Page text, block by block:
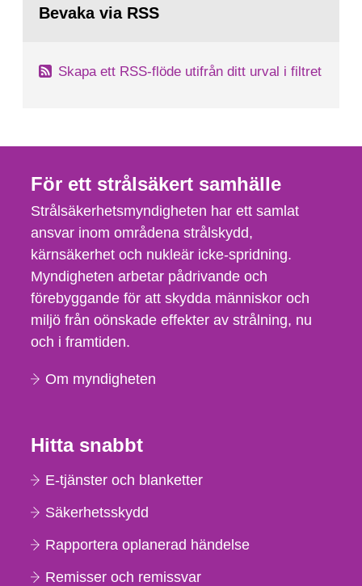
Bevaka via RSS
Skapa ett RSS-flöde utifrån ditt urval i filtret
För ett strålsäkert samhälle
Strålsäkerhetsmyndigheten har ett samlat
ansvar inom områdena strålskydd,
kärnsäkerhet och nukleär icke-spridning.
Myndigheten arbetar pådrivande och
förebyggande för att skydda människor och
miljö från oönskade effekter av strålning, nu
och i framtiden.
Om myndigheten
Hitta snabbt
E-tjänster och blanketter
Säkerhetsskydd
Rapportera oplanerad händelse
Remisser och remissvar